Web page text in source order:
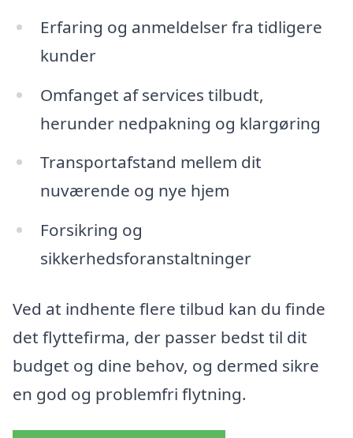
Erfaring og anmeldelser fra tidligere
kunder
Omfanget af services tilbudt,
herunder nedpakning og klargøring
Transportafstand mellem dit
nuværende og nye hjem
Forsikring og
sikkerhedsforanstaltninger
Ved at indhente flere tilbud kan du finde
det flyttefirma, der passer bedst til dit
budget og dine behov, og dermed sikre
en god og problemfri flytning.